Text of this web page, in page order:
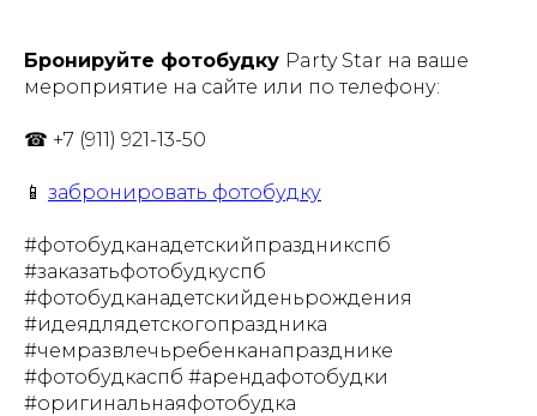
Бронируйте фотобудку Party Star на ваше
мероприятие на сайте или по телефону:
☎ +7 (911) 921-13-50
📱 забронировать фотобудку
#фотобудканадетскийпраздникспб
#заказатьфотобудкуспб
#фотобудканадетскийденьрождения
#идеядлядетскогопраздника
#чемразвлечьребенканапразднике
#фотобудкаспб #арендафотобудки
#оригинальнаяфотобудка